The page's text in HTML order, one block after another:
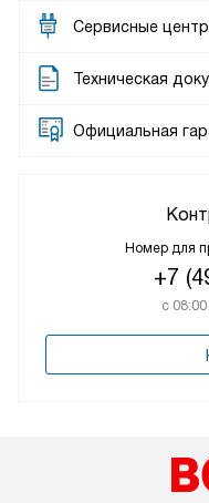
Сервисные
Техническая
Официальная
Номер для
+7
с